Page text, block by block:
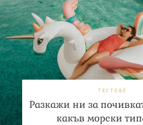
ТЕСТОВЕ
Разкажи ни за
какъв морски